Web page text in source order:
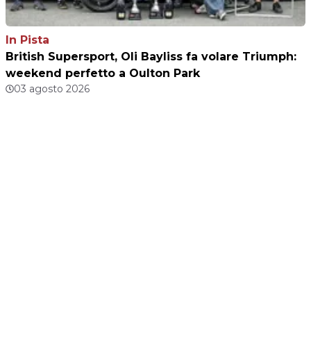
In Pista
British Supersport, Oli Bayliss fa volare Triumph:
weekend perfetto a Oulton Park
03 agosto 2026